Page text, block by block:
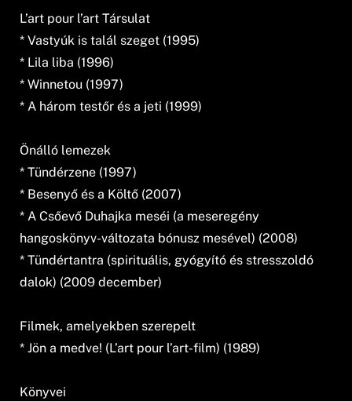
L’art pour l’art Társulat
* Vastyúk is talál szeget (1995)
* Lila liba (1996)
* Winnetou (1997)
* A három testőr és a jeti (1999)
Önálló lemezek
* Tündérzene (1997)
* Besenyő és a Költő (2007)
* A Csőevő Duhajka meséi (a meseregény
hangoskönyv-változata bónusz mesével) (2008)
* Tündértantra (spirituális, gyógyító és stresszoldó
dalok) (2009 december)
Filmek, amelyekben szerepelt
* Jön a medve! (L’art pour l’art-film) (1989)
Könyvei